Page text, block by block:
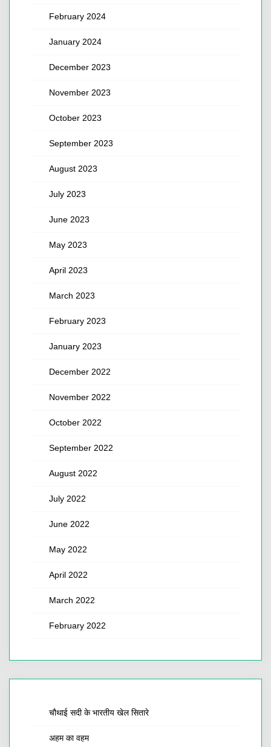
February 2024
January 2024
December 2023
November 2023
October 2023
September 2023
August 2023
July 2023
June 2023
May 2023
April 2023
March 2023
February 2023
January 2023
December 2022
November 2022
October 2022
September 2022
August 2022
July 2022
June 2022
May 2022
April 2022
March 2022
February 2022
चौथाई सदी के भारतीय खेल सितारे
अहम का वहम